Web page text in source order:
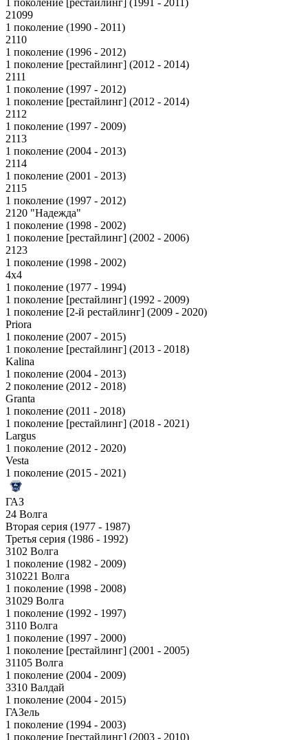
1 поколение [рестайлинг] (1991 - 2011)
21099
1 поколение (1990 - 2011)
2110
1 поколение (1996 - 2012)
1 поколение [рестайлинг] (2012 - 2014)
2111
1 поколение (1997 - 2012)
1 поколение [рестайлинг] (2012 - 2014)
2112
1 поколение (1997 - 2009)
2113
1 поколение (2004 - 2013)
2114
1 поколение (2001 - 2013)
2115
1 поколение (1997 - 2012)
2120 "Надежда"
1 поколение (1998 - 2002)
1 поколение [рестайлинг] (2002 - 2006)
2123
1 поколение (1998 - 2002)
4x4
1 поколение (1977 - 1994)
1 поколение [рестайлинг] (1992 - 2009)
1 поколение [2-й рестайлинг] (2009 - 2020)
Priora
1 поколение (2007 - 2015)
1 поколение [рестайлинг] (2013 - 2018)
Kalina
1 поколение (2004 - 2013)
2 поколение (2012 - 2018)
Granta
1 поколение (2011 - 2018)
1 поколение [рестайлинг] (2018 - 2021)
Largus
1 поколение (2012 - 2020)
Vesta
1 поколение (2015 - 2021)
ГАЗ
24 Волга
Вторая серия (1977 - 1987)
Третья серия (1986 - 1992)
3102 Волга
1 поколение (1982 - 2009)
310221 Волга
1 поколение (1998 - 2008)
31029 Волга
1 поколение (1992 - 1997)
3110 Волга
1 поколение (1997 - 2000)
1 поколение [рестайлинг] (2001 - 2005)
31105 Волга
1 поколение (2004 - 2009)
3310 Валдай
1 поколение (2004 - 2015)
ГАЗель
1 поколение (1994 - 2003)
1 поколение [рестайлинг] (2003 - 2010)